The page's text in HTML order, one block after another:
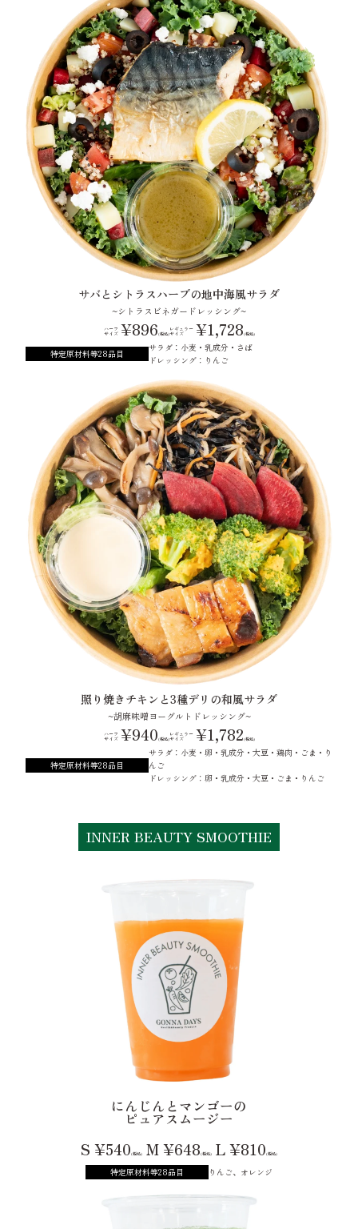
サバとシトラスハーブの地中海風サラダ
~シトラスビネガードレッシング~
ハーフ
サイズ ¥896(税込)
レギュラー
サイズ ¥1,728(税込)
特定原材料等28品目
サラダ：小麦・乳成分・さば
ドレッシング：りんご
照り焼きチキンと3種デリの和風サラダ
~胡麻味噌ヨーグルトドレッシング~
ハーフ
サイズ ¥940(税込)
レギュラー
サイズ ¥1,782(税込)
特定原材料等28品目
サラダ：小麦・卵・乳成分・大豆・鶏肉・ごま・り
んご
ドレッシング：卵・乳成分・大豆・ごま・りんご
INNER BEAUTY SMOOTHIE
にんじんとマンゴーの
ピュアスムージー
S ¥540(税込) M ¥648(税込) L ¥810(税込)
特定原材料等28品目 りんご、オレンジ